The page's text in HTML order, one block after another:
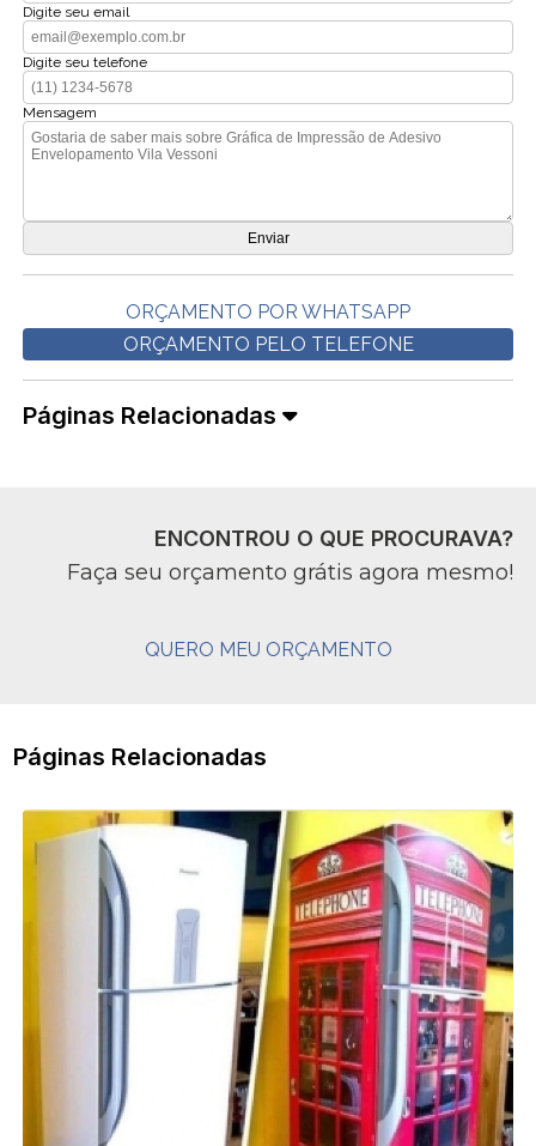
Digite seu email
Digite seu telefone
Mensagem
ORÇAMENTO POR WHATSAPP
ORÇAMENTO PELO TELEFONE
Páginas Relacionadas
ENCONTROU O QUE PROCURAVA?
Faça seu orçamento grátis agora mesmo!
QUERO MEU ORÇAMENTO
Páginas Relacionadas